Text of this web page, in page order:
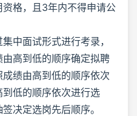
格，且3年内不得申请公
中面试形式进行考录，
高到低的顺序确定拟聘
绩由高到低的顺序依次
低的顺序依次进行选
决定选岗先后顺序。